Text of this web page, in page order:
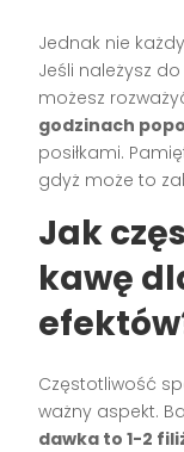
Jednak nie
Jeśli należysz
możesz
godzinach
posiłkami.
gdyż może to
Jak
kawę
Częstotliwość
ważny aspekt.
dawka to 1-2